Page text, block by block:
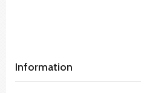
Information